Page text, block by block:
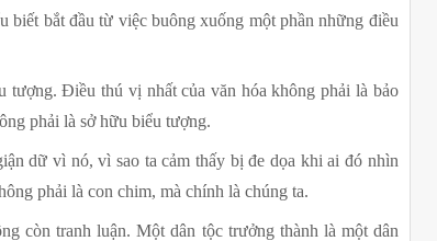
bắt đầu từ việc buông xuống một phần những điều
Điều thú vị nhất của văn hóa không phải là bảo
phải là sở hữu biểu tượng.
dữ vì nó, vì sao ta cảm thấy bị đe dọa khi ai đó nhìn
phải là con chim, mà chính là chúng ta.
còn tranh luận. Một dân tộc trưởng thành là một dân